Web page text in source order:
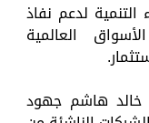
لدعم نفاذ
العالمية
خالد هاشم جهود